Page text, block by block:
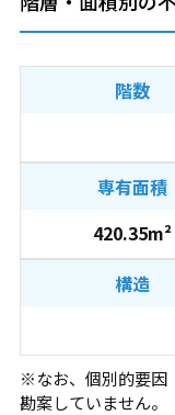
階数
専有面積
420.35m²
構造
※なお、個別的要因
勘案していません。